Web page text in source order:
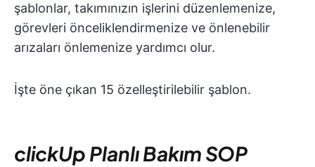
şablonlar, takımınızın işlerini düzenlemenize,
görevleri önceliklendirmenize ve önlenebilir
arızaları önlemenize yardımcı olur.
İşte öne çıkan 15 özelleştirilebilir şablon.
clickUp Planlı Bakım SOP